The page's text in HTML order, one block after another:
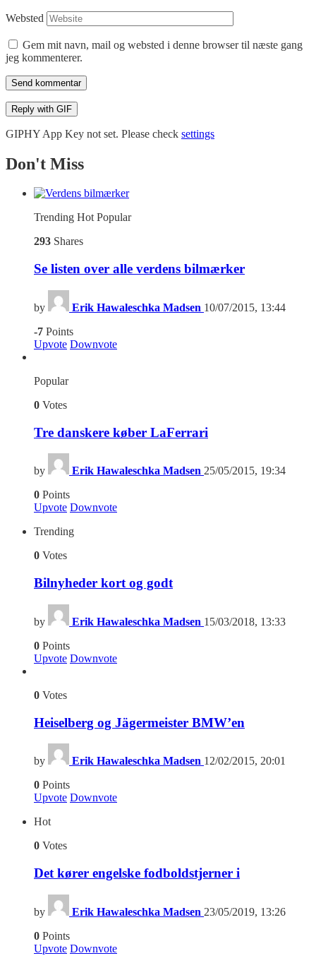
Websted
Gem mit navn, mail og websted i denne browser til næste gang
jeg kommenterer.
Send kommentar
Reply with GIF
GIPHY App Key not set. Please check settings
Don't Miss
Trending HotPopular
293 Shares
Se listen over alle verdens bilmærker
by Erik Hawaleschka Madsen 10/07/2015, 13:44
-7 Points
Upvote Downvote
Popular
0 Votes
Tre danskere køber LaFerrari
by Erik Hawaleschka Madsen 25/05/2015, 19:34
0 Points
Upvote Downvote
Trending
0 Votes
Bilnyheder kort og godt
by Erik Hawaleschka Madsen 15/03/2018, 13:33
0 Points
Upvote Downvote
0 Votes
Heiselberg og Jägermeister BMW’en
by Erik Hawaleschka Madsen 12/02/2015, 20:01
0 Points
Upvote Downvote
Hot
0 Votes
Det kører engelske fodboldstjerner i
by Erik Hawaleschka Madsen 23/05/2019, 13:26
0 Points
Upvote Downvote